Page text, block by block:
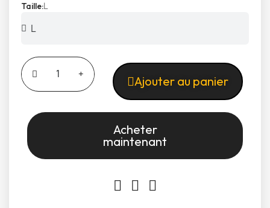
Taille L
Ajouter au panier
Acheter
maintenant